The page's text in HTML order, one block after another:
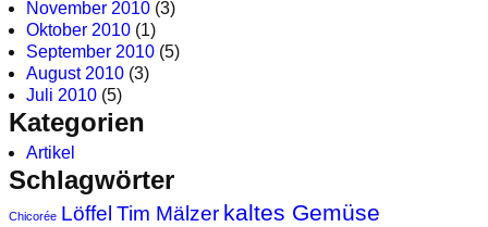
November 2010 (3)
Oktober 2010 (1)
September 2010 (5)
August 2010 (3)
Juli 2010 (5)
Kategorien
Artikel
Schlagwörter
Chicorée Löffel Tim Mälzer kaltes Gemüse